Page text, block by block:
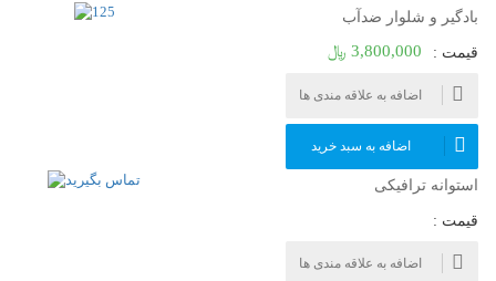
بادگیر و شلوار ضدآب
قیمت : 3,800,000 ﷼
اضافه به علاقه مندی ها
اضافه به سبد خرید
استوانه ترافیکی
قیمت :
اضافه به علاقه مندی ها